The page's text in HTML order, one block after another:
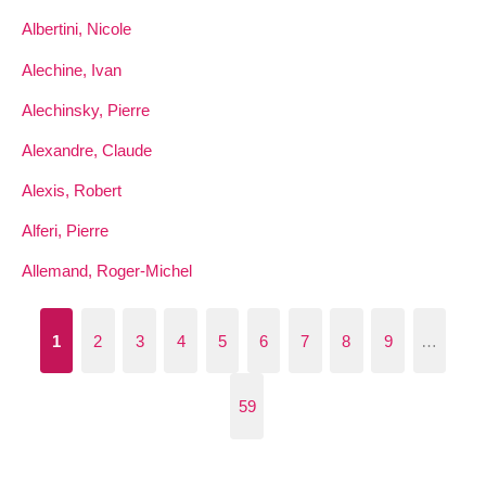
Albertini, Nicole
Alechine, Ivan
Alechinsky, Pierre
Alexandre, Claude
Alexis, Robert
Alferi, Pierre
Allemand, Roger-Michel
1 2 3 4 5 6 7 8 9 …
59